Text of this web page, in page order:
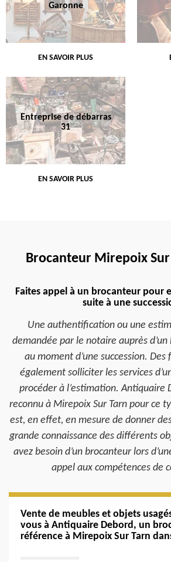
Garonne
EN SAVOIR PLUS
Entreprise de débarras
31
EN SAVOIR PLUS
Brocanteur Mirepoix Sur
Faites appel à un brocanteur pour
suite à une
Une authentification ou une
demandée par le notaire auprès
au moment d’une succession.
également solliciter les services
procéder à l’estimation. Antiquaire
reconnu à Mirepoix Sur Tarn pour ce
est, en effet, en mesure de donner
grande connaissance des différents
avez besoin d’un brocanteur lors
appel aux compétences de
Vente de meubles et objets
vous à Antiquaire Debord, un
référence à Mirepoix Sur Tarn